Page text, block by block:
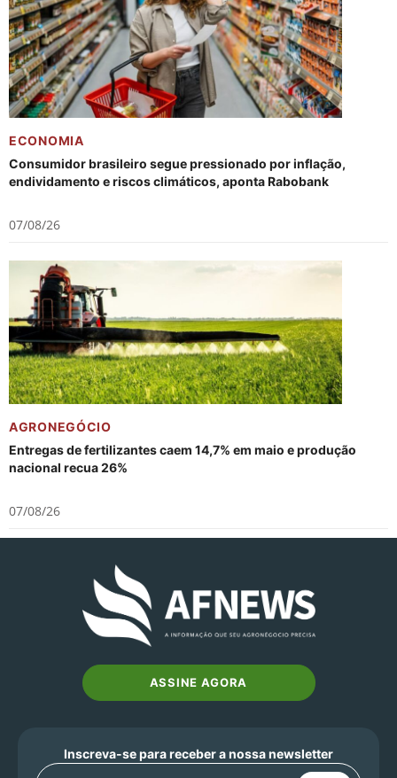
ECONOMIA
Consumidor brasileiro segue pressionado por inflação,
endividamento e riscos climáticos, aponta Rabobank
07/08/26
AGRONEGÓCIO
Entregas de fertilizantes caem 14,7% em maio e produção
nacional recua 26%
07/08/26
ASSINE AGORA
Inscreva-se para receber a nossa newsletter